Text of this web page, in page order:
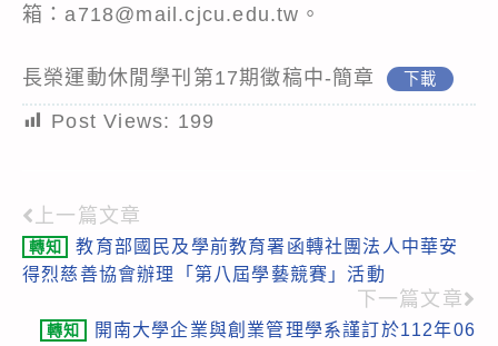
箱：a718@mail.cjcu.edu.tw。
長榮運動休閒學刊第17期徵稿中-簡章 下載
Post Views: 199
Read
more
上一篇文章
轉知
教育部國民及學前教育署函轉社團法人中華安
得烈慈善協會辦理「第八屆學藝競賽」活動
下一篇文章
轉知
開南大學企業與創業管理學系謹訂於112年06